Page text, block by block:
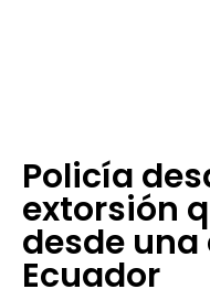
Policía
extorsión
desde
Ecuador